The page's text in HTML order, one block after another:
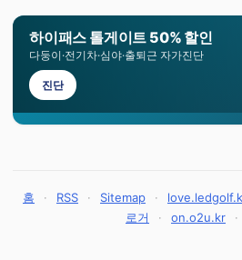
하이패스 톨게이트 50% 할인
다둥이·전기차·심야·출퇴근 자가진단
진단
홈 · RSS · Sitemap ·
로거
· on.o2u.kr ·